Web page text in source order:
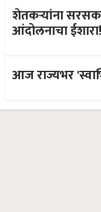
शेतकऱ्यांना
आंदोलनाचा ईशारा!
आज राज्यभर